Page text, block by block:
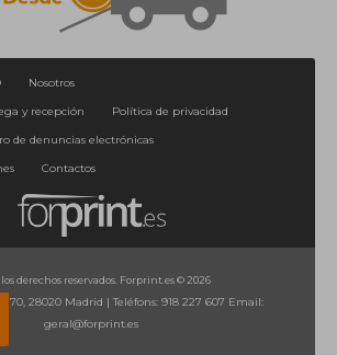
Nosotros
y recepción
Política de privacidad
de denuncias electrónicas
Contactos
los derechos reservados. Forprint.es © 2026
70, 28020 Madrid | Teléfons: 918 227 607 Email:
geral@forprint.es